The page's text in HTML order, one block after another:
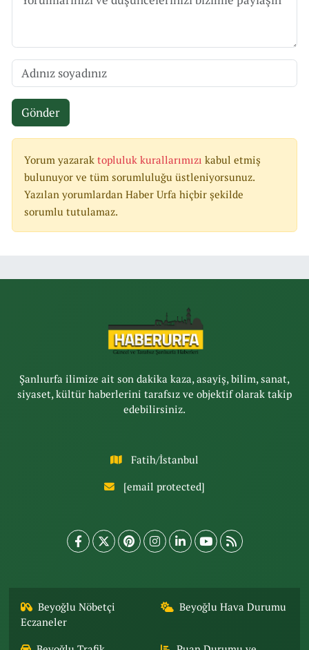
Gönder
Yorum yazarak topluluk kurallarımızı kabul etmiş
bulunuyor ve tüm sorumluluğu üstleniyorsunuz.
Yazılan yorumlardan Haber Urfa hiçbir şekilde
sorumlu tutulamaz.
Şanlıurfa ilimize ait son dakika kaza, asayiş, bilim, sanat,
siyaset, kültür haberlerini tarafsız ve objektif olarak takip
edebilirsiniz.
Fatih/İstanbul
[email protected]
Beyoğlu Nöbetçi
Eczaneler
Beyoğlu Hava Durumu